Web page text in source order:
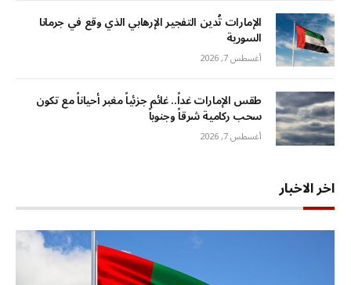
الإمارات تُدين التفجير الإرهابي الذي وقع في جرمانا
السورية
أغسطس 7, 2026
طقس الإمارات غداً.. غائم جزئياً مغبر أحياناً مع تكون
سحب ركامية شرقاً وجنوباً
أغسطس 7, 2026
اخر الاخبار